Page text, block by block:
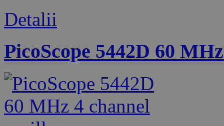
Detalii
PicoScope 5442D 60